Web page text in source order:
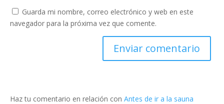
Guarda mi nombre, correo electrónico y web en este
navegador para la próxima vez que comente.
Haz tu comentario en relación con Antes de ir a la sauna